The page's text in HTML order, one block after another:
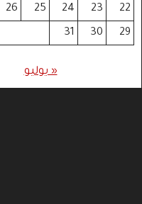
22
23
24
25
26
29
30
31
« يوليو